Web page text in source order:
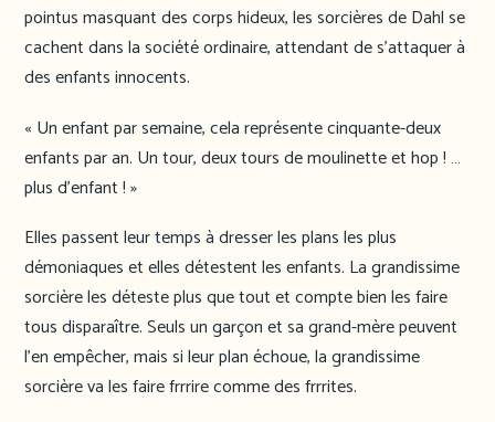
pointus masquant des corps hideux, les sorcières de Dahl se
cachent dans la société ordinaire, attendant de s’attaquer à
des enfants innocents.
« Un enfant par semaine, cela représente cinquante-deux
enfants par an. Un tour, deux tours de moulinette et hop ! …
plus d’enfant ! »
Elles passent leur temps à dresser les plans les plus
démoniaques et elles détestent les enfants. La grandissime
sorcière les déteste plus que tout et compte bien les faire
tous disparaître. Seuls un garçon et sa grand-mère peuvent
l’en empêcher, mais si leur plan échoue, la grandissime
sorcière va les faire frrrire comme des frrrites.